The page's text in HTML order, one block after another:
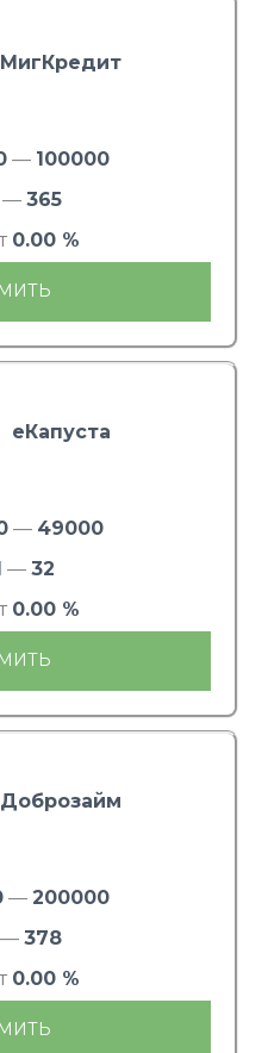
МигКредит
— 100000
— 365
0.00 %
еКапуста
— 49000
— 32
0.00 %
Доброзайм
— 200000
— 378
0.00 %